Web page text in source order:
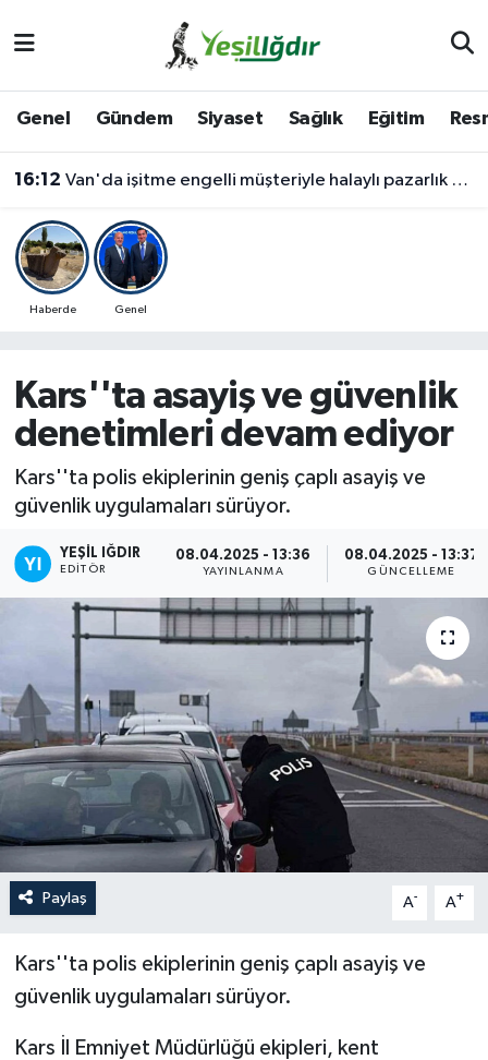
Genel Gündem Siyaset Sağlık Eğitim
16:12 Van'da işitme engelli müşteriyle halaylı pazarlık gülümsetti
Haberde Genel
Kars''ta asayiş ve güvenlik
denetimleri devam ediyor
Kars''ta polis ekiplerinin geniş çaplı asayiş ve
güvenlik uygulamaları sürüyor.
YEŞIL IĞDIR
EDITÖR
08.04.2025 - 13:36
YAYINLANMA
08.04.2025 - 13:37
GÜNCELLEME
Paylaş A- A+
Kars''ta polis ekiplerinin geniş çaplı asayiş ve
güvenlik uygulamaları sürüyor.
Kars İl Emniyet Müdürlüğü ekipleri, kent
İğdir Namaz Vakitleri
Iğdır Trafik Yoğunluk Haritası
Süper Lig Puan Durumu ve Fikstür
Son Dakika Haberleri
Haber Arşivi